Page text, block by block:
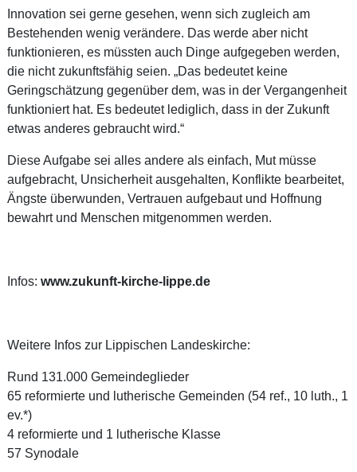
Innovation sei gerne gesehen, wenn sich zugleich am
Bestehenden wenig verändere. Das werde aber nicht
funktionieren, es müssten auch Dinge aufgegeben werden,
die nicht zukunftsfähig seien. „Das bedeutet keine
Geringschätzung gegenüber dem, was in der Vergangenheit
funktioniert hat. Es bedeutet lediglich, dass in der Zukunft
etwas anderes gebraucht wird.“
Diese Aufgabe sei alles andere als einfach, Mut müsse
aufgebracht, Unsicherheit ausgehalten, Konflikte bearbeitet,
Ängste überwunden, Vertrauen aufgebaut und Hoffnung
bewahrt und Menschen mitgenommen werden.
Infos: www.zukunft-kirche-lippe.de
Weitere Infos zur Lippischen Landeskirche:
Rund 131.000 Gemeindeglieder
65 reformierte und lutherische Gemeinden (54 ref., 10 luth., 1
ev.*)
4 reformierte und 1 lutherische Klasse
57 Synodale